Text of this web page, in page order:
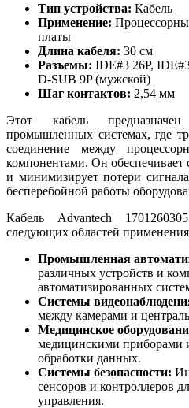
Тип устройства: Кабель
Применение:
платы
Длина кабеля: 30 см
Разъемы: IDE#3 26P,
D-SUB 9P (мужской)
Шаг контактов: 2,54 мм
Этот кабель
промышленных системах, где
соединение между
компонентами. Он обеспечивает
и минимизирует потери
бесперебойной работы
Кабель Advantech
следующих областей
Промышленная
различных устройств и
автоматизированных
Системы
между камерами и
Медицинское
медицинскими приборами
обработки данных.
Системы безопасности:
сенсоров и контроллеров
управления.